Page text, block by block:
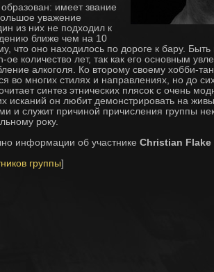
имеет звание
уважение
из них не подходил к
ближе чем на 10
что оно находилось по дороге к бару.
ое количество лет, так как его основным
алкоголя. Ко второму своему хобби-
во многих стилях и направлениях, но до
синтез этнических плясок с очень
исканий он любит демонстрировать на
и служит причиной причисления группы
року.
информации об участнике Christian Flake
группы]